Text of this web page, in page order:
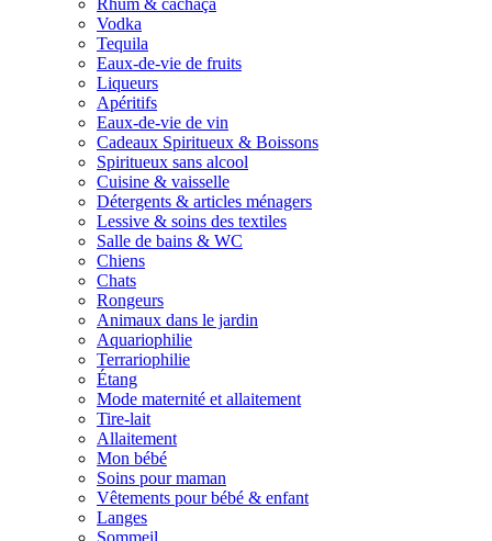
Rhum & cachaça
Vodka
Tequila
Eaux-de-vie de fruits
Liqueurs
Apéritifs
Eaux-de-vie de vin
Cadeaux Spiritueux & Boissons
Spiritueux sans alcool
Cuisine & vaisselle
Détergents & articles ménagers
Lessive & soins des textiles
Salle de bains & WC
Chiens
Chats
Rongeurs
Animaux dans le jardin
Aquariophilie
Terrariophilie
Étang
Mode maternité et allaitement
Tire-lait
Allaitement
Mon bébé
Soins pour maman
Vêtements pour bébé & enfant
Langes
Sommeil